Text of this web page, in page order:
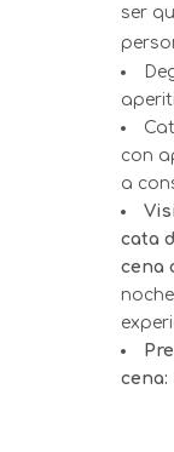
ser
con
a
cata
cena
cena: